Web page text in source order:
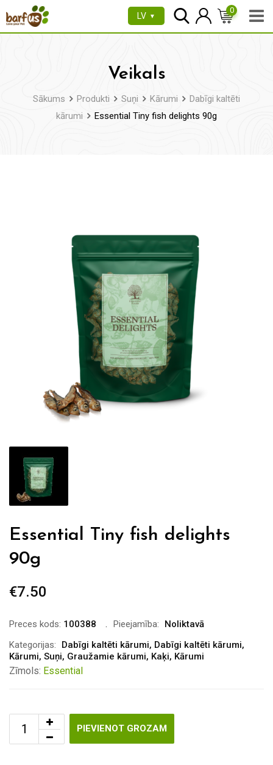
uz
LV ▼
0
Veikals
Sākums Produkti Suņi Kārumi
Dabīgi kaltēti
kārumi
Essential Tiny fish delights 90g
Essential Tiny fish delights
90g
€7.50
Preces kods: 100388 Pieejamība:
Noliktavā
Kategorijas:
Dabīgi kaltēti kārumi, Dabīgi kaltēti kārumi,
Kārumi, Suņi, Graužamie kārumi, Kaķi, Kārumi
Zīmols: Essential
PIEVIENOT GROZAM